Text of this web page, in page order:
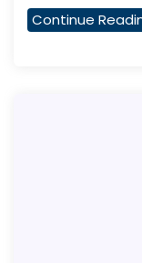
Continue